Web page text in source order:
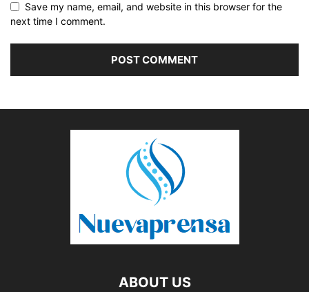
Save my name, email, and website in this browser for the
next time I comment.
ABOUT US